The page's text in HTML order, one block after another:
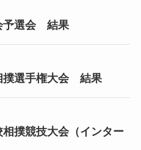
予選会 結果
撲選手権大会 結果
撲競技大会（インター